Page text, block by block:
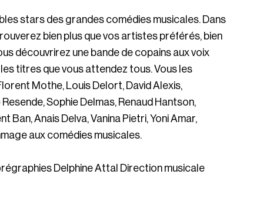
stars des grandes comédies musicales. Dans
bien plus que vos artistes préférés, bien
découvrirez une bande de copains aux voix
titres que vous attendez tous. Vous les
Mothe, Louis Delort, David Alexis,
Sophie Delmas, Renaud Hantson,
Ban, Anais Delva, Vanina Pietri, Yoni Amar,
aux comédies musicales.
Delphine Attal Direction musicale